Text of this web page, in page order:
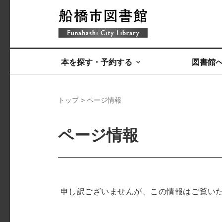
本を探す・予約する 図書館
トップ > ページ情報
ページ情報
申し訳ございませんが、この情報はご覧い